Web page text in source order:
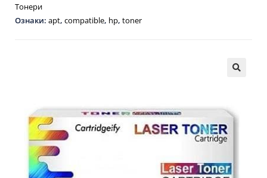
Тонери
Ознаки: apt, compatible, hp, toner